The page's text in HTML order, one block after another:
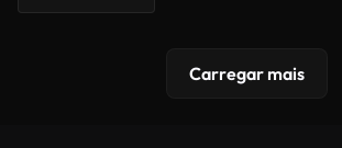
Carregar mais